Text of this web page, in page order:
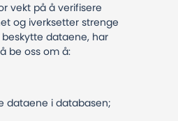
vekt på å verifisere
og iverksetter strenge
dataene, har
be oss om å:
dataene i databasen;